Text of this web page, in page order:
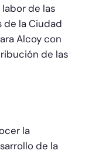
de las
de la Ciudad
Alcoy con
de las
la
de la